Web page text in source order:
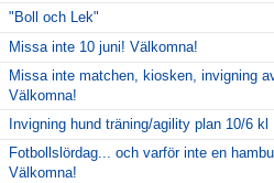
"Boll och Lek"
Missa inte 10 juni! Välkomna!
Missa inte matchen, kiosken, invigning
Välkomna!
Invigning hund träning/agility plan 10/6 kl
Fotbollslördag... och varför inte en
Välkomna!